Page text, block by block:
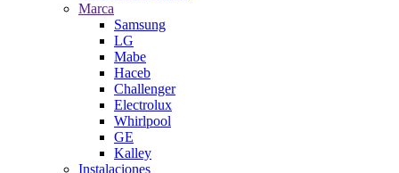
Marca
Samsung
LG
Mabe
Haceb
Challenger
Electrolux
Whirlpool
GE
Kalley
Instalaciones